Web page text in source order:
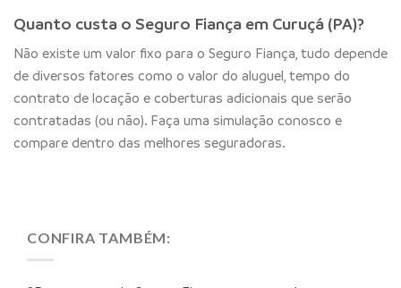
Quanto custa o Seguro Fiança em Curuçá (PA)?
Não existe um valor fixo para o Seguro Fiança, tudo depende
de diversos fatores como o valor do aluguel, tempo do
contrato de locação e coberturas adicionais que serão
contratadas (ou não). Faça uma simulação conosco e
compare dentro das melhores seguradoras.
CONFIRA TAMBÉM: